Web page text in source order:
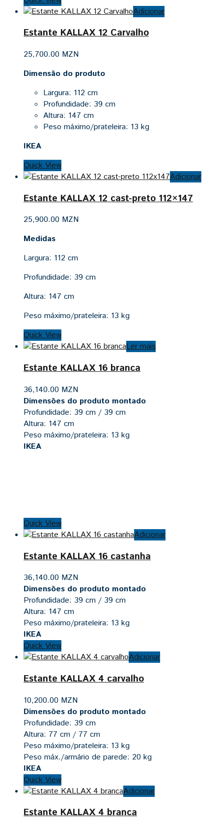
Adicionar
Estante KALLAX 12 Carvalho
25,700.00 MZN
Dimensão do produto
Largura: 112 cm
Profundidade: 39 cm
Altura: 147 cm
Peso máximo/prateleira: 13 kg
IKEA
Quick View
Adicionar
Estante KALLAX 12 cast-preto 112×147
25,900.00 MZN
Medidas
Largura: 112 cm
Profundidade: 39 cm
Altura: 147 cm
Peso máximo/prateleira: 13 kg
Quick View
Ler mais
Estante KALLAX 16 branca
36,140.00 MZN
Dimensões do produto montado
Profundidade: 39 cm / 39 cm
Altura: 147 cm
Peso máximo/prateleira: 13 kg
IKEA
Quick View
Adicionar
Estante KALLAX 16 castanha
36,140.00 MZN
Dimensões do produto montado
Profundidade: 39 cm / 39 cm
Altura: 147 cm
Peso máximo/prateleira: 13 kg
IKEA
Quick View
Adicionar
Estante KALLAX 4 carvalho
10,200.00 MZN
Dimensões do produto montado
Profundidade: 39 cm
Altura: 77 cm / 77 cm
Peso máximo/prateleira: 13 kg
Peso máx./armário de parede: 20 kg
IKEA
Quick View
Adicionar
Estante KALLAX 4 branca